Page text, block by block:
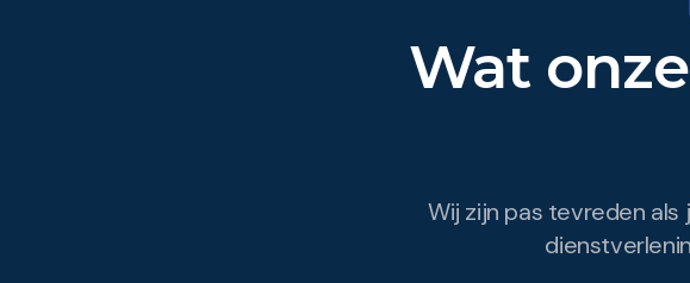
Wat
Wij zijn pas tevreden